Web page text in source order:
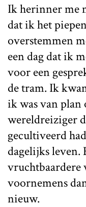
Ik herinner me
dat ik het
overstemmen
een dag dat ik
voor een
de tram. Ik
ik was van plan
wereldreiziger
gecultiveerd
dagelijks leven.
vruchtbaardere
voornemens
nieuw.